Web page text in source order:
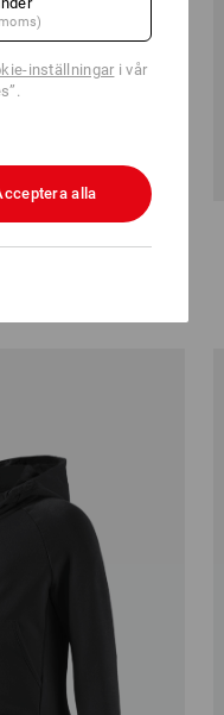
engelbird, barn
inställningar i vår
alla